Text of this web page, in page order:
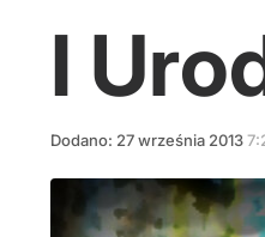
I
Dodano: 27września 2013